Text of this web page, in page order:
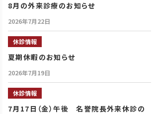
8月の外来診療のお知らせ
2026年7月22日
休診情報
夏期休暇のお知らせ
2026年7月19日
休診情報
7月17日（金）午後 名誉院長外来休診の